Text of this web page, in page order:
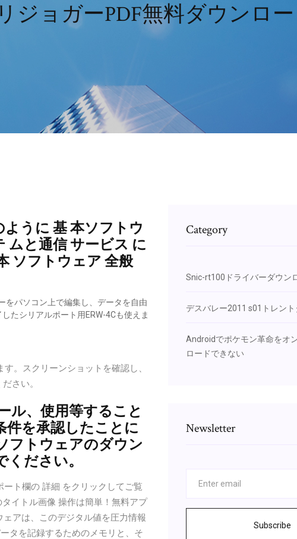
ジョガーPDF無料ダウンロ
うに 基 本ソフトウ
ムと通信 サービス に
ソフトウェア 全般
をパソコン上で編集し、データを自由
たシリアルポート用ERW-4Cも使えま
。スクリーンショットを確認し、
さい。
ル、使用等すること
件を承認したことに
フトウェアのダウン
ださい。
ト欄の 詳細 をクリックしてご覧
タイトル画像 操作は簡単！無料アプ
アは、このデジタル値を圧力情報
タを記録するためのメモリと、そ
Category
Snic-rt100ドライバーダウン
デスバレー2011 s01トレント
Androidでポケモン革命をオ
ロードできない
Newsletter
Subscribe